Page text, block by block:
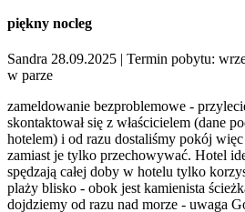
piękny nocleg
Sandra 28.09.2025 | Termin pobytu:
w parze
zameldowanie bezproblemowe -
skontaktował się z właścicielem (dane
hotelem) i od razu dostaliśmy pokój
zamiast je tylko przechowywać. Hotel
spędzają całej doby w hotelu tylko
plaży blisko - obok jest kamienista
dojdziemy od razu nad morze - uwaga